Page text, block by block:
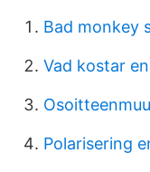
Bad monkey
Vad kostar
Polarisering